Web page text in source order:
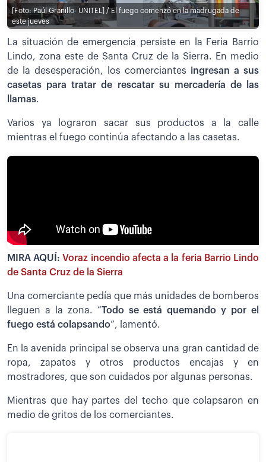
[Foto: Paúl Granillo- UNITEL] / El fuego comenzó en la madrugada de
este jueves
La situación de emergencia persiste en la Feria Barrio
Lindo, zona este de Santa Cruz de la Sierra. En medio
de la desesperación, los comerciantes ingresan a sus
casetas para tratar de rescatar su mercadería de las
llamas.
Varios ya lograron sacar sus productos a la calle
mientras el fuego continúa afectando a las casetas.
MIRA AQUÍ:Voraz incendio afecta a la feria Barrio Lindo
de Santa Cruz de la Sierra
Una comerciante pedía que más unidades de bomberos
lleguen a la zona. “Todo se está quemando y por el
fuego está colapsando”, lamentó.
En la avenida principal se observa una gran cantidad de
ropa, zapatos y otros productos encajas y en
mostradores, que son cuidados por algunas personas.
Mientras que hay partes del techo que colapsaron en
medio de gritos de los comerciantes.